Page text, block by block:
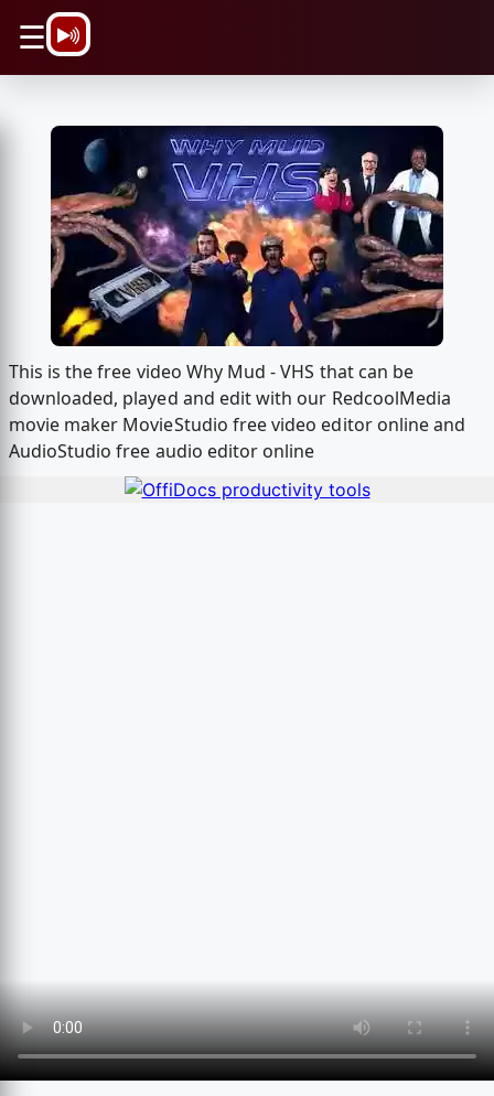
☰
This is the free video Why Mud - VHS that can be
downloaded, played and edit with our RedcoolMedia
movie maker MovieStudio free video editor online and
AudioStudio free audio editor online